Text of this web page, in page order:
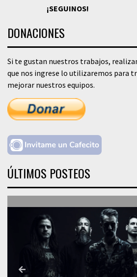
¡SEGUINOS!
DONACIONES
Si te gustan nuestros trabajos,
que nos ingrese lo utilizaremos para
mejorar nuestros equipos.
ÚLTIMOS POSTEOS